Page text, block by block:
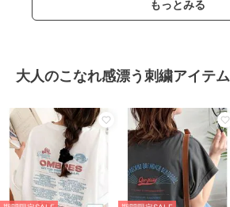
もっとみる
大人のこなれ感漂う刺繍アイテム